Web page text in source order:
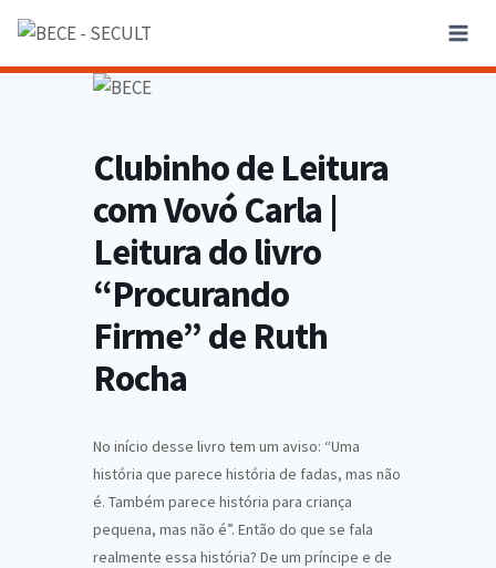
Clubinho de Leitura
com Vovó Carla |
Leitura do livro
“Procurando
Firme” de Ruth
Rocha
No início desse livro tem um aviso: “Uma
história que parece história de fadas, mas não
é. Também parece história para criança
pequena, mas não é”. Então do que se fala
realmente essa história? De um príncipe e de